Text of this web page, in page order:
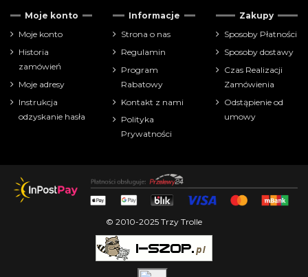
Cena
zł
farbki
Moje konto
Moje konto
Historia
zamówień
Moje adresy
Instrukcja
odzyskanie hasła
Informacje
Strona o nas
Regulamin
Program
Rabatowy
Kontakt z nami
Polityka
Prywatności
Zakupy
Sposoby Płatności
Sposoby dostawy
Czas Realizacji
Zamówienia
Odstąpienie od
umowy
© 2010-2025 Trzy Trolle